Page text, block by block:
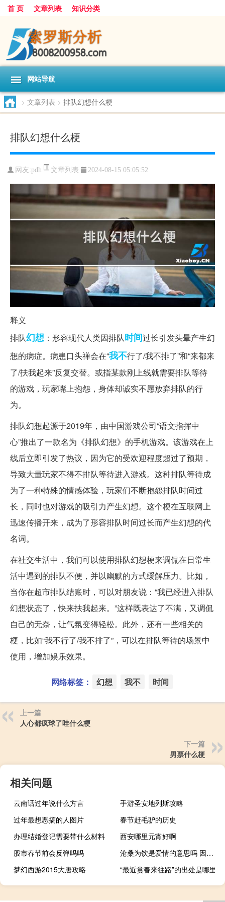
首 页 文章列表 知识分类
网站导航
> 文章列表 > 排队幻想什么梗
排队幻想什么梗
网友:pdh 文章列表 2024-08-15 05:05:52
释义
排队幻想 ：形容现代人类因排队时间过长引发头晕产生幻
想的病症。病患口头禅会在“我不行了/我不排了”和“来都来
了/扶我起来”反复交替。或指某款刚上线就需要排队等待
的游戏，玩家嘴上抱怨，身体却诚实不愿放弃排队的行
为。
排队幻想起源于2019年，由中国游戏公司“语文指挥中
心”推出了一款名为《排队幻想》的手机游戏。该游戏在上
线后立即引发了热议，因为它的受欢迎程度超过了预期，
导致大量玩家不得不排队等待进入游戏。这种排队等待成
为了一种特殊的情感体验，玩家们不断抱怨排队时间过
长，同时也对游戏的吸引力产生幻想。这个梗在互联网上
迅速传播开来，成为了形容排队时间过长而产生幻想的代
名词。
在社交生活中，我们可以使用排队幻想梗来调侃在日常生
活中遇到的排队不便，并以幽默的方式缓解压力。比如，
当你在超市排队结账时，可以对朋友说：“我已经进入排队
幻想状态了，快来扶我起来。”这样既表达了不满，又调侃
自己的无奈，让气氛变得轻松。此外，还有一些相关的
梗，比如“我不行了/我不排了”，可以在排队等待的场景中
使用，增加娱乐效果。
网络标签： 幻想 我不 时间
上一篇
人心都疯球了哇什么梗
下一篇
男票什么梗
相关问题
云南话过年说什么方言
手游圣安地列斯攻略
过年最想恶搞的人图片
春节赶毛驴的历史
办理结婚登记需要带什么材料
西安哪里元宵好啊
股市春节前会反弹吗吗
沧桑为饮是爱情的意思吗 因为爱情怎么会有沧桑
梦幻西游2015大唐攻略
“最近赏春来往路”的出处是哪里